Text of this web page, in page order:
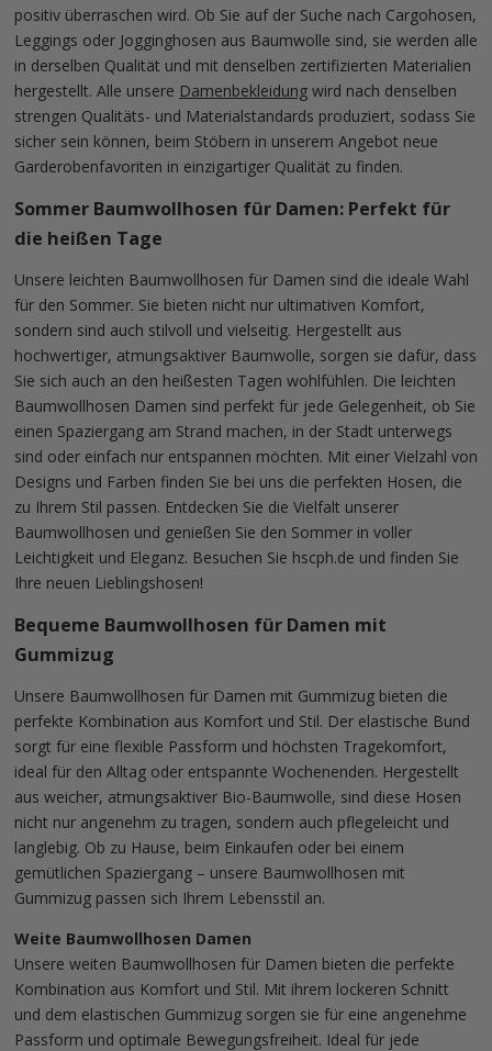
positiv überraschen wird. Ob Sie auf der Suche nach Cargohosen,
Leggings oder Jogginghosen aus Baumwolle sind, sie werden alle
in derselben Qualität und mit denselben zertifizierten Materialien
hergestellt. Alle unsere Damenbekleidung wird nach denselben
strengen Qualitäts- und Materialstandards produziert, sodass Sie
sicher sein können, beim Stöbern in unserem Angebot neue
Garderobenfavoriten in einzigartiger Qualität zu finden.
Sommer Baumwollhosen für Damen: Perfekt für
die heißen Tage
Unsere leichten Baumwollhosen für Damen sind die ideale Wahl
für den Sommer. Sie bieten nicht nur ultimativen Komfort,
sondern sind auch stilvoll und vielseitig. Hergestellt aus
hochwertiger, atmungsaktiver Baumwolle, sorgen sie dafür, dass
Sie sich auch an den heißesten Tagen wohlfühlen. Die leichten
Baumwollhosen Damen sind perfekt für jede Gelegenheit, ob Sie
einen Spaziergang am Strand machen, in der Stadt unterwegs
sind oder einfach nur entspannen möchten. Mit einer Vielzahl von
Designs und Farben finden Sie bei uns die perfekten Hosen, die
zu Ihrem Stil passen. Entdecken Sie die Vielfalt unserer
Baumwollhosen und genießen Sie den Sommer in voller
Leichtigkeit und Eleganz. Besuchen Sie hscph.de und finden Sie
Ihre neuen Lieblingshosen!
Bequeme Baumwollhosen für Damen mit
Gummizug
Unsere Baumwollhosen für Damen mit Gummizug bieten die
perfekte Kombination aus Komfort und Stil. Der elastische Bund
sorgt für eine flexible Passform und höchsten Tragekomfort,
ideal für den Alltag oder entspannte Wochenenden. Hergestellt
aus weicher, atmungsaktiver Bio-Baumwolle, sind diese Hosen
nicht nur angenehm zu tragen, sondern auch pflegeleicht und
langlebig. Ob zu Hause, beim Einkaufen oder bei einem
gemütlichen Spaziergang – unsere Baumwollhosen mit
Gummizug passen sich Ihrem Lebensstil an.
Weite Baumwollhosen Damen
Unsere weiten Baumwollhosen für Damen bieten die perfekte
Kombination aus Komfort und Stil. Mit ihrem lockeren Schnitt
und dem elastischen Gummizug sorgen sie für eine angenehme
Passform und optimale Bewegungsfreiheit. Ideal für jede